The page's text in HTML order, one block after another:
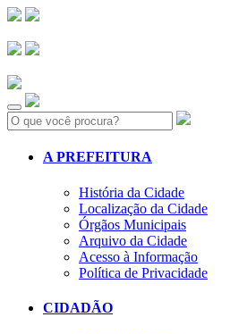
Search:
A PREFEITURA
História da Cidade
Localização da Cidade
Órgãos Municipais
Arquivo da Cidade
Acesso à Informação
Política de Privacidade
CIDADÃO